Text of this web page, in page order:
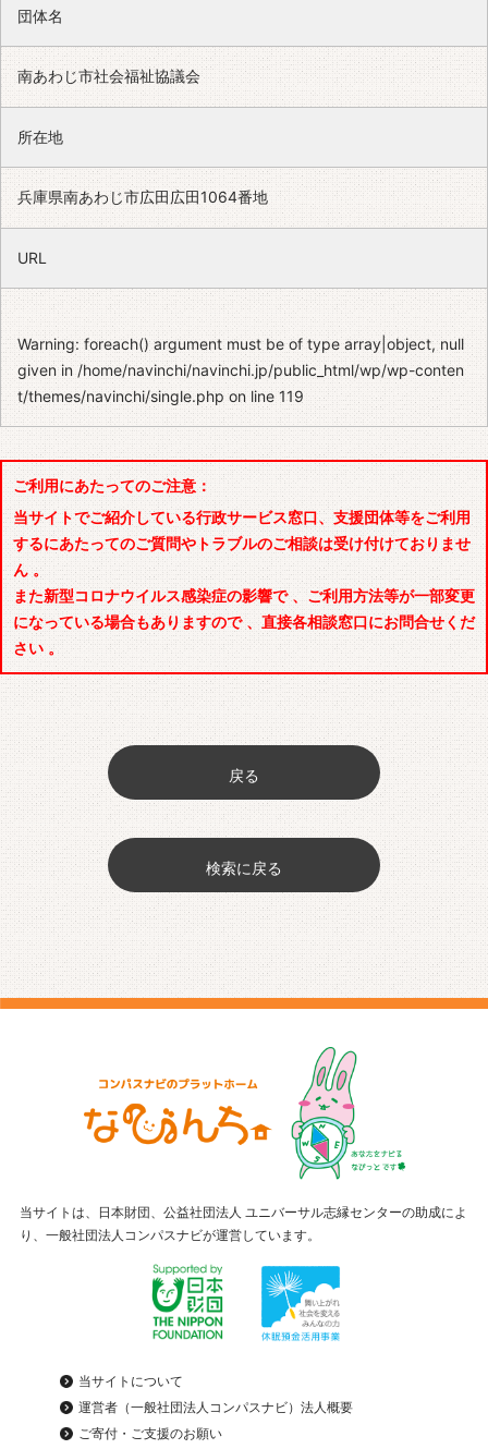
団体名
南あわじ市社会福祉協議会
所在地
兵庫県南あわじ市広田広田1064番地
URL
Warning: foreach() argument must be of type array|object, null
given in/home/navinchi/navinchi.jp/public_html/wp/wp-conten
t/themes/navinchi/single.php on line119
ご利用にあたってのご注意：
当サイトでご紹介している行政サービス窓口、支援団体等をご利用
するにあたってのご質問やトラブルのご相談は受け付けておりませ
ん 。
また新型コロナウイルス感染症の影響で 、ご利用方法等が一部変更
になっている場合もありますので 、直接各相談窓口にお問合せくだ
さい 。
戻る
検索に戻る
当サイトは、日本財団、公益社団法人 ユニバーサル志縁センターの助成によ
り、一般社団法人コンパスナビが運営しています。
当サイトについて
運営者（一般社団法人コンパスナビ）法人概要
ご寄付・ご支援のお願い